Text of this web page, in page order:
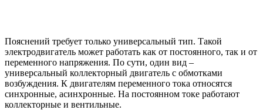
Пояснений требует только универсальный тип. Такой
электродвигатель может работать как от постоянного, так и от
переменного напряжения. По сути, один вид –
универсальный коллекторный двигатель с обмотками
возбуждения. К двигателям переменного тока относятся
синхронные, асинхронные. На постоянном токе работают
коллекторные и вентильные.